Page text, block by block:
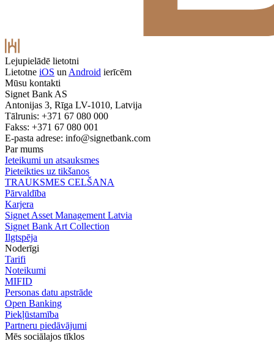
Lejupielādē lietotni
Lietotne iOS un Android ierīcēm
Mūsu kontakti
Signet Bank AS
Antonijas 3, Rīga LV-1010, Latvija
Tālrunis: +371 67 080 000
Fakss: +371 67 080 001
E-pasta adrese: info@signetbank.com
Par mums
Ieteikumi un atsauksmes
Pieteikties uz tikšanos
TRAUKSMES CELŠANA
Pārvaldība
Karjera
Signet Asset Management Latvia
Signet Bank Art Collection
Ilgtspēja
Noderīgi
Tarifi
Noteikumi
MIFID
Personas datu apstrāde
Open Banking
Piekļūstamība
Partneru piedāvājumi
Mēs sociālajos tīklos